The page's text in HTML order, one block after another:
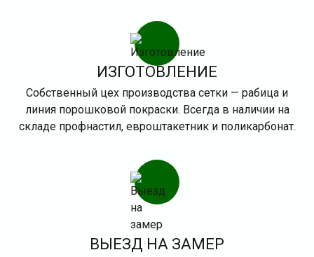
ИЗГОТОВЛЕНИЕ
Собственный цех производства сетки — рабица и
линия порошковой покраски. Всегда в наличии на
складе профнастил, евроштакетник и поликарбонат.
ВЫЕЗД НА ЗАМЕР